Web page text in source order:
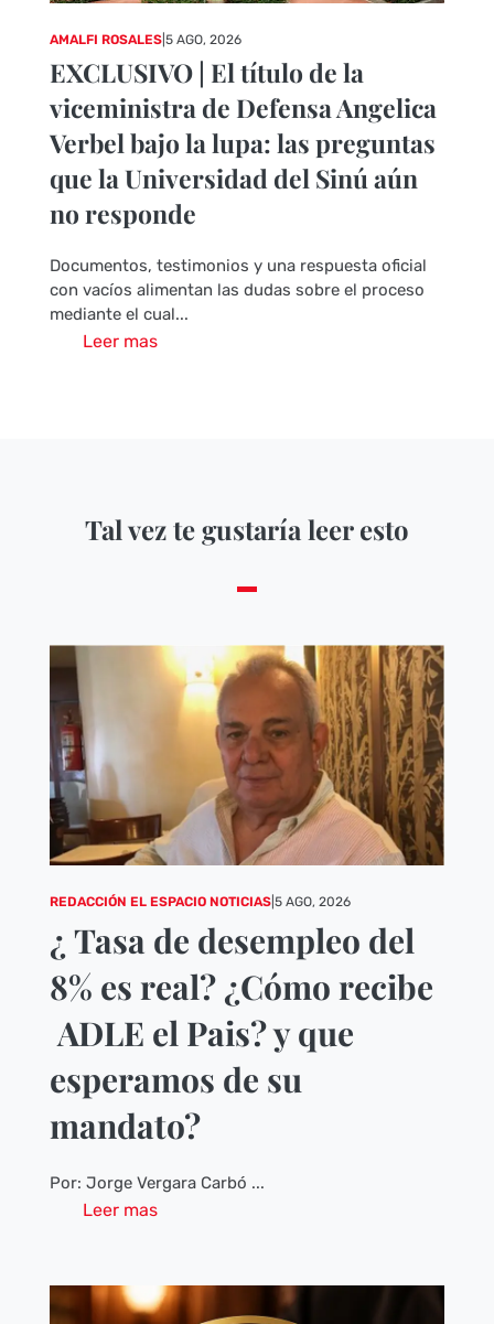
AMALFI ROSALES| 5 AGO, 2026
EXCLUSIVO | El título de la
viceministra de Defensa Angelica
Verbel bajo la lupa: las preguntas
que la Universidad del Sinú aún
no responde
Documentos, testimonios y una respuesta oficial
con vacíos alimentan las dudas sobre el proceso
mediante el cual...
Leer mas
Tal vez te gustaría leer esto
REDACCIÓN EL ESPACIO NOTICIAS| 5 AGO, 2026
¿ Tasa de desempleo del
8% es real? ¿Cómo recibe
ADLE el Pais? y que
esperamos de su
mandato?
Por: Jorge Vergara Carbó ...
Leer mas